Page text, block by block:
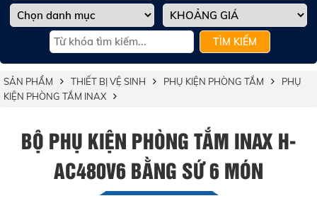
TÌM KIẾM
SẢN PHẨM THIẾT BỊ VỆ SINH PHỤ KIỆN PHÒNG TẮM
PHỤ
KIỆN PHÒNG TẮM INAX
BỘ PHỤ KIỆN PHÒNG TẮM INAX H-
AC480V6 BẰNG SỨ 6 MÓN